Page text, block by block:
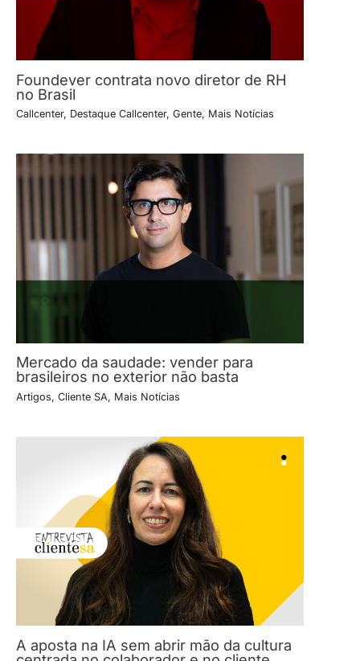
Foundever contrata novo diretor de RH
no Brasil
Callcenter, Destaque Callcenter, Gente, Mais Notícias
Mercado da saudade: vender para
brasileiros no exterior não basta
Artigos, Cliente SA, Mais Notícias
A aposta na IA sem abrir mão da cultura